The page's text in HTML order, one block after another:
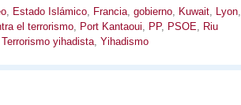
, Estado Islámico, Francia, gobierno, Kuwait, Lyon,
el terrorismo, Port Kantaoui, PP, PSOE, Riu
Terrorismo yihadista, Yihadismo